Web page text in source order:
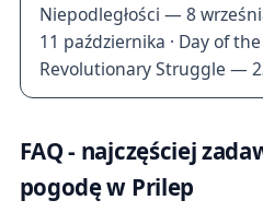
Niepodległości — 8
11 października · Day of
Revolutionary Struggle —
FAQ - najczęściej
pogodę w Prilep